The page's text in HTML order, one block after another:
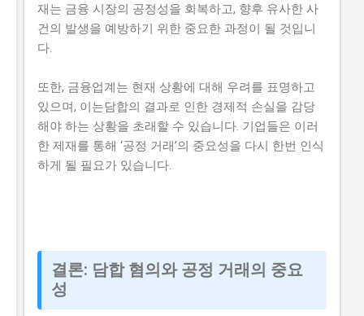
재는 금융 시장의 공정성을 회복하고, 향후 유사한 사
건의 발생을 예방하기 위한 중요한 과정이 될 것입니
다.
또한, 금융업계는 현재 상황에 대해 우려를 표명하고
있으며, 이는담합의 결과로 인한 경제적 손실을 감당
해야 하는 상황을 초래할 수 있습니다. 기업들은 이러
한 제재를 통해 ‘공정 거래’의 중요성을 다시 한번 인식
하게 될 필요가 있습니다.
결론: 담합 혐의와 공정 거래의 중요
성